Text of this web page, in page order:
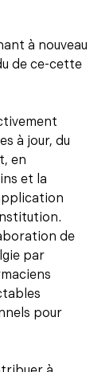
à nouveau
de ce-cette
à jour, du
en
et la
de
par
pour